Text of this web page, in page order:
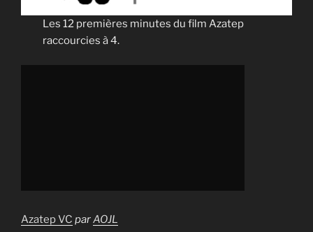
Les 12 premières minutes du film Azatep
raccourcies à 4.
Azatep VC parAOJL